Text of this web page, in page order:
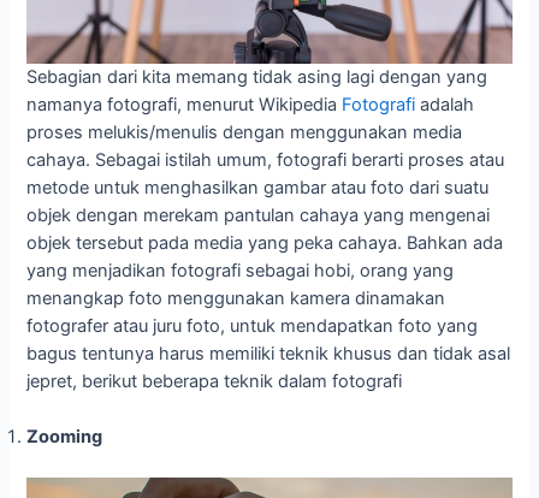
Sebagian dari kita memang tidak asing lagi dengan yang
namanya fotografi, menurut Wikipedia Fotografiadalah
proses melukis/menulis dengan menggunakan media
cahaya. Sebagai istilah umum, fotografi berarti proses atau
metode untuk menghasilkan gambar atau foto dari suatu
objek dengan merekam pantulan cahaya yang mengenai
objek tersebut pada media yang peka cahaya. Bahkan ada
yang menjadikan fotografi sebagai hobi, orang yang
menangkap foto menggunakan kamera dinamakan
fotografer atau juru foto, untuk mendapatkan foto yang
bagus tentunya harus memiliki teknik khusus dan tidak asal
jepret, berikut beberapa teknik dalam fotografi
Zooming